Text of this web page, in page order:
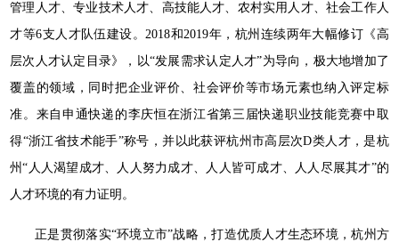
管理人才、专业技术人才、高技能人才、农村实用人才、社会工作人
才等6支人才队伍建设。2018和2019年，杭州连续两年大幅修订《高
层次人才认定目录》，以“发展需求认定人才”为导向，极大地增加了
覆盖的领域，同时把企业评价、社会评价等市场元素也纳入评定标
准。来自申通快递的李庆恒在浙江省第三届快递职业技能竞赛中取
得“浙江省技术能手”称号，并以此获评杭州市高层次D类人才，是杭
州“人人渴望成才、人人努力成才、人人皆可成才、人人尽展其才”的
人才环境的有力证明。
正是贯彻落实“环境立市”战略，打造优质人才生态环境，杭州方